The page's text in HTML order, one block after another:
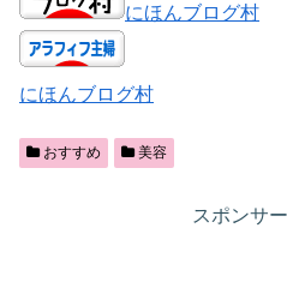
にほんブログ村
にほんブログ村
おすすめ 美容
スポンサ